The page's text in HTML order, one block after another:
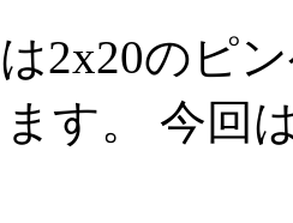
2x20のピ
す。 今回